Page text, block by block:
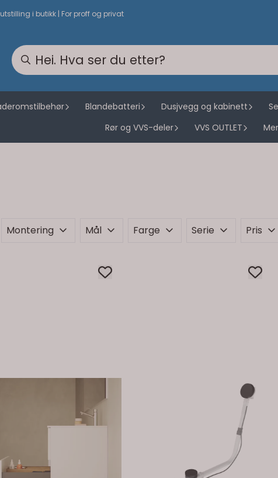
utstilling i butikk | For proff og privat
Blandebatteri Dusjvegg og kabinett
Rør og VVS-deler
VVS OUTLET
Montering Mål Farge Serie Pris